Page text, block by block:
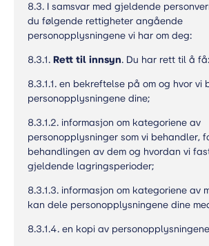
8.3. I samsvar med gjeldende
du følgende rettigheter angående
personopplysningene vi har om deg:
8.3.1. Rett til innsyn. Du har rett til å få:
8.3.1.1. en bekreftelse på om og hvor vi
personopplysningene dine;
8.3.1.2. informasjon om kategoriene av
personopplysninger som vi behandler,
behandlingen av dem og hvordan vi
gjeldende lagringsperioder;
8.3.1.3. informasjon om kategoriene av
kan dele personopplysningene dine
8.3.1.4. en kopi av